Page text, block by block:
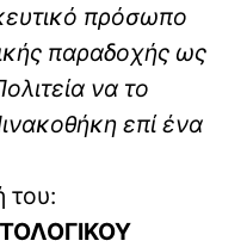
πρόσωπο
παραδοχής ως
να το
επί ένα
του: